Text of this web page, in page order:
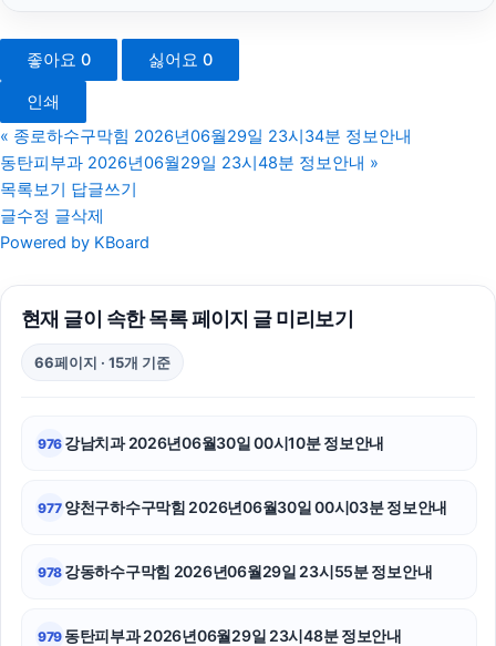
이혼재산분할
용인이혼전문변호사
신용카드현금화
흥신소
좋아요 0 싫어요 0
인쇄
« 종로하수구막힘 2026년06월29일 23시34분 정보안내
동탄피부과 2026년06월29일 23시48분 정보안내 »
목록보기 답글쓰기
글수정 글삭제
Powered by KBoard
현재 글이 속한 목록 페이지 글 미리보기
66페이지 · 15개 기준
976 강남치과 2026년06월30일 00시10분 정보안내
977 양천구하수구막힘 2026년06월30일 00시03분 정보안내
978 강동하수구막힘 2026년06월29일 23시55분 정보안내
979 동탄피부과 2026년06월29일 23시48분 정보안내